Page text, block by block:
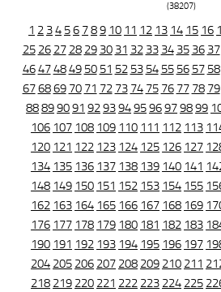
(38207)
1 2 34 56 789 10 11 12 13 14 15 16
25 26 27 28 29 30 31 32 33 34 35 36 37
46474849 50 51 52 53 54 55 56 57 58
676869 70 71 72 73 74 75 76 77 78 79
88899091 9293949596979899
106 107 108 109 110 111 112 113
120 121 122 123 124 125 126 127
134 135 136 137 138 139 140 141
148 149 150 151 152 153 154 155
162 163 164 165 166 167 168 169
176 177 178 179 180 181 182 183
190 191 192 193 194 195 196 197
204 205 206 207 208 209 210 211
218 219 220 221 222 223 224 225